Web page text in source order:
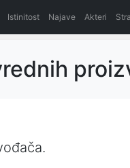
Istinitost Najave Akteri